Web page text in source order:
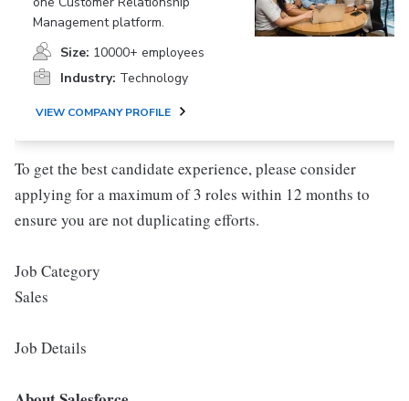
Management platform.
Size: 10000+ employees
Industry: Technology
VIEW COMPANY PROFILE
To get the best candidate experience, please consider
applying for a maximum of 3 roles within 12 months to
ensure you are not duplicating efforts.
Job Category
Sales
Job Details